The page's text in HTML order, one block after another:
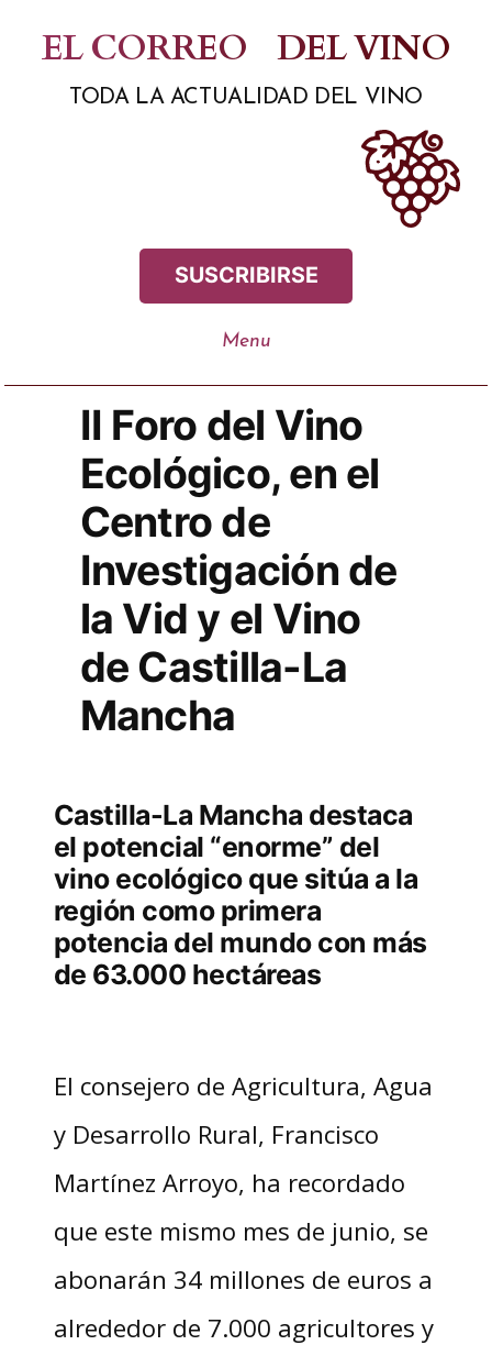
contenido
EL CORREO DEL VINO
TODA LA ACTUALIDAD DEL VINO
SUSCRIBIRSE
II Foro del Vino
Ecológico, en el
Centro de
Investigación de
la Vid y el Vino
de Castilla-La
Mancha
Castilla-La Mancha destaca
el potencial “enorme” del
vino ecológico que sitúa a la
región como primera
potencia del mundo con más
de 63.000 hectáreas
El consejero de Agricultura, Agua
y Desarrollo Rural, Francisco
Martínez Arroyo, ha recordado
que este mismo mes de junio, se
abonarán 34 millones de euros a
alrededor de 7.000 agricultores y